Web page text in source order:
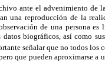
ante el advenimiento de
una reproducción de la
de una persona
datos biográficos, así como
señalar que no todos los
que pueden aproximarse